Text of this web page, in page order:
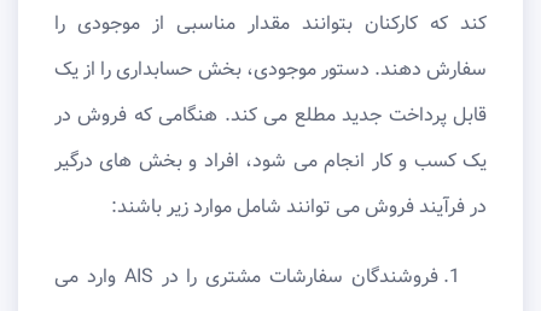
کند که کارکنان بتوانند مقدار مناسبی از موجودی را
سفارش دهند. دستور موجودی، بخش حسابداری را از یک
قابل پرداخت جدید مطلع می کند. هنگامی که فروش در
یک کسب و کار انجام می شود، افراد و بخش های درگیر
در فرآیند فروش می توانند شامل موارد زیر باشند:
فروشندگان سفارشات مشتری را در AIS وارد می